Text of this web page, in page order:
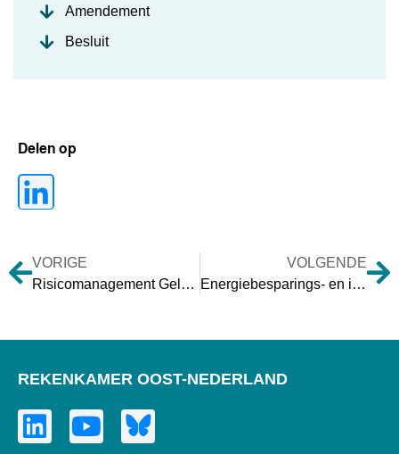
Amendement
Besluit
Delen op
VORIGE
Risicomanagement Gelderland
VOLGENDE
Energiebesparings- en informatieplicht
REKENKAMER OOST-NEDERLAND